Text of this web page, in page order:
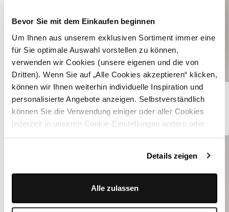
Bevor Sie mit dem Einkaufen beginnen
Um Ihnen aus unserem exklusiven Sortiment immer eine
für Sie optimale Auswahl vorstellen zu können,
verwenden wir Cookies (unsere eigenen und die von
Dritten). Wenn Sie auf „Alle Cookies akzeptieren“ klicken,
können wir Ihnen weiterhin individuelle Inspiration und
personalisierte Angebote anzeigen. Selbstverständlich
können Sie die Verwendung einiger oder aller Cookies
jederzeit in unseren Cookie-Einstellungen ändern oder
Details zeigen
Alle zulassen
Navyblaues Dirndl mit Velours-Mieder - FLEUR MARITIME BLUE
ÄHNLICHE PRODUKTE